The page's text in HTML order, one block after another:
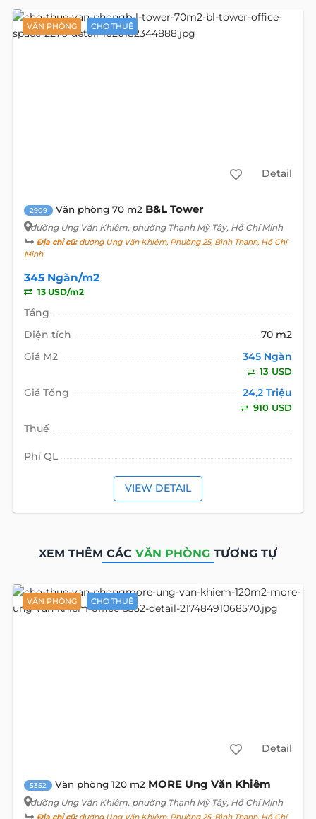
VĂN PHÒNG CHO THUÊ
Detail
2909 Văn phòng 70 m2 B&L Tower
đường Ung Văn Khiêm, phường Thạnh Mỹ Tây, Hồ Chí Minh
Địa chỉ cũ:đường Ung Văn Khiêm, Phường 25, Bình Thạnh, Hồ Chí
Minh
345 Ngàn/m2
13 USD/m2
Tầng
Diện tích
70 m2
Giá M2
345 Ngàn
13 USD
Giá Tổng 24,2 Triệu
910 USD
Thuế
Phí QL
VIEW DETAIL
XEM THÊM CÁC VĂN PHÒNG TƯƠNG TỰ
VĂN PHÒNG CHO THUÊ
Detail
5352 Văn phòng 120 m2 MORE Ung Văn Khiêm
đường Ung Văn Khiêm, phường Thạnh Mỹ Tây, Hồ Chí Minh
Địa chỉ cũ:đường Ung Văn Khiêm, Phường 25, Bình Thạnh, Hồ Chí